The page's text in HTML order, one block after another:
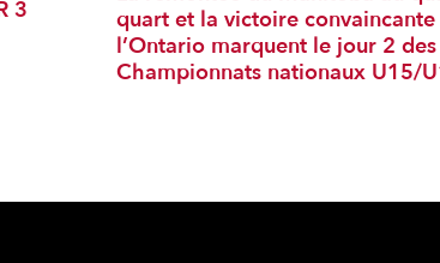
3
quart et la victoire
l’Ontario marquent le jour 2 des
Championnats nationaux U15/